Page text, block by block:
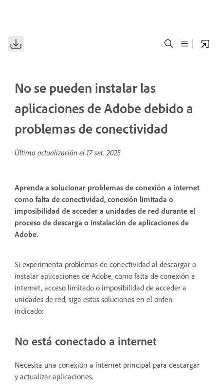
No se pueden instalar las
aplicaciones de Adobe debido a
problemas de conectividad
Última actualización el 17 set. 2025
Aprenda a solucionar problemas de conexión a internet
como falta de conectividad, conexión limitada o
imposibilidad de acceder a unidades de red durante el
proceso de descarga o instalación de aplicaciones de
Adobe.
Si experimenta problemas de conectividad al descargar o
instalar aplicaciones de Adobe, como falta de conexión a
internet, acceso limitado o imposibilidad de acceder a
unidades de red, siga estas soluciones en el orden
indicado:
No está conectado a internet
Necesita una conexión a internet principal para descargar
y actualizar aplicaciones.